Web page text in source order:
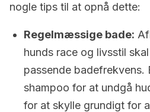
nogle tips til at opnå dette:
Regelmæssige bade:
hunds race og livsstil
passende badefrekvens.
shampoo for at undgå
for at skylle grundigt for